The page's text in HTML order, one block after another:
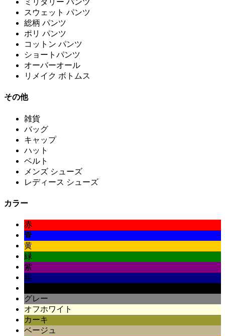
ミリタリー パンツ
スウェット パンツ
総柄 パンツ
ポリ パンツ
コットン パンツ
ショートパンツ
オーバーオール
リメイク ボトムス
その他
雑貨
バッグ
キャップ
ハット
ベルト
メンズ シューズ
レディース シューズ
カラー
赤
青
黄
緑
紫
紺
グレー
オフホワイト
カーキ
ベージュ